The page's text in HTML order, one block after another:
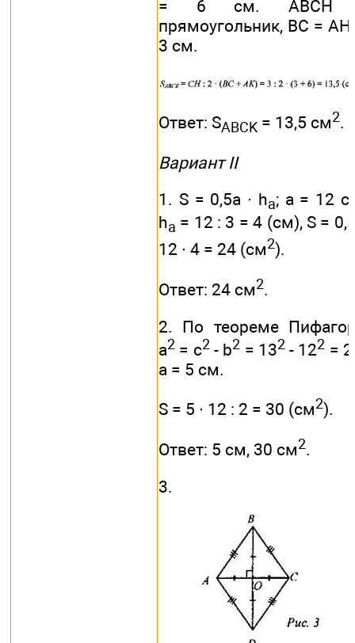
= 6 см. АВСН
прямоугольник, ВС = АН
3 см.
Ответ: SABCK = 13,5 см2.
Вариант II
1. S = 0,5а ∙ ha; a = 12
ha = 12 : 3 = 4 (см), S =
12 ∙ 4 = 24 (см2).
Ответ: 24 см2.
2. По теореме
а2 = с2- b2 = 132- 122 =
а = 5 см.
S = 5 ∙ 12 : 2 = 30 (см2).
Ответ: 5 см, 30 см2.
3.